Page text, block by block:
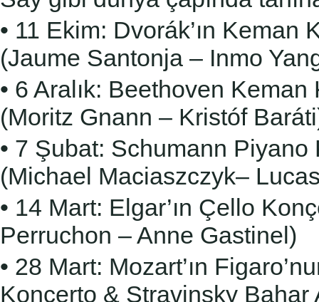
• 11 Ekim: Dvorák’ın
(Jaume Santonja – Inmo
• 6 Aralık: Beethoven
(Moritz Gnann – Kristóf
• 7 Şubat: Schumann
(Michael Maciaszczyk–
• 14 Mart: Elgar’ın Çello
Perruchon – Anne Gastinel)
• 28 Mart: Mozart’ın
Konçerto & Stravinsky Bahar